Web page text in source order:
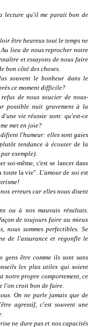
lecture qu'il me parait bon de
être heureux tout le temps ne
lieu de nous reprocher notre
et essayons de nous faire
bon côté des choses.
souvent le bonheur dans le
ce moment difficile?
de nous soucier de nous-
possible nuit gravement à la
vie réussie sont: qu'est-ce
met en joie?
l'humeur: elles sont gaies
tendance à écouter de la
par exemple).
soi-même, c'est se lancer dans
toute la vie" . L'amour de soi est
erreurs car elles nous disent
ou à nos mauvais résultats.
de toujours faire au mieux
nous sommes perfectibles. Se
de l'assurance et regonfle le
être comme ils sont sans
les plus utiles qui soient
notre propre comportement, ce
l'on croit bon de faire.
On ne parle jamais que de
agressif, c'est souvent une
ne dure pas et nos capacités